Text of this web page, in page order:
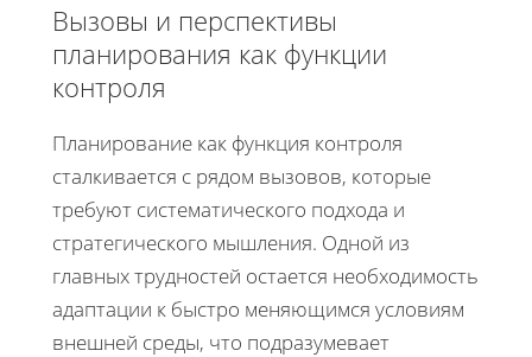
Вызовы и перспективы
планирования как функции
контроля
Планирование как функция контроля
сталкивается с рядом вызовов, которые
требуют систематического подхода и
стратегического мышления. Одной из
главных трудностей остается необходимость
адаптации к быстро меняющимся условиям
внешней среды, что подразумевает